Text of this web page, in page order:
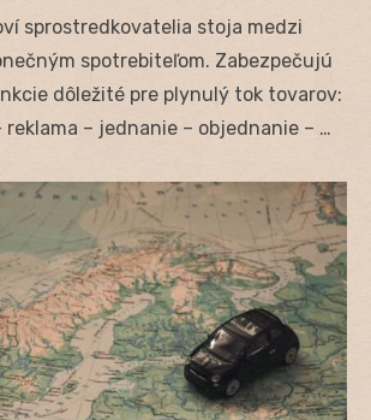
sprostredkovatelia stoja medzi
spotrebiteľom. Zabezpečujú
dôležité pre plynulý tok tovarov:
– jednanie – objednanie – …